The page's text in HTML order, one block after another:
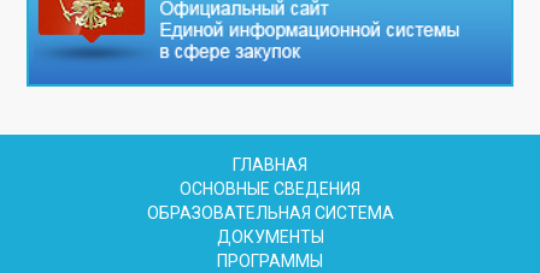
ГЛАВНАЯ
ОСНОВНЫЕ СВЕДЕНИЯ
ОБРАЗОВАТЕЛЬНАЯ СИСТЕМА
ДОКУМЕНТЫ
ПРОГРАММЫ